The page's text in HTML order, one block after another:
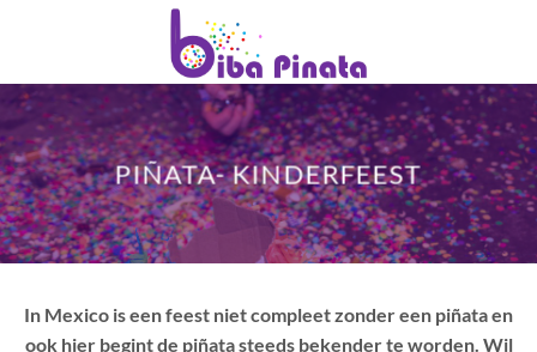
PIÑATA- KINDERFEEST
In Mexico is een feest niet compleet zonder een piñata en
ook hier begint de piñata steeds bekender te worden. Wil